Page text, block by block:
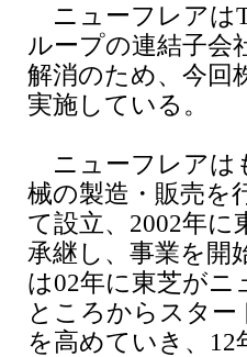
ニューフレアは
ループの連結子会
解消のため、今回
実施している。
ニューフレアは
械の製造・販売を
て設立、2002年に
承継し、事業を開
は02年に東芝が
ところからスタ
を高めていき、